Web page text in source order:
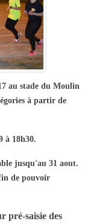
au stade du Moulin
à partir de
à 18h30.
jusqu'au 31 aout.
de pouvoir
pré-saisie des